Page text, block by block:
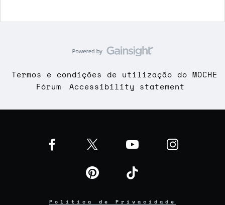
Termos e condições de utilização do MOCHE
Fórum
Accessibility statement
Política de Privacidade